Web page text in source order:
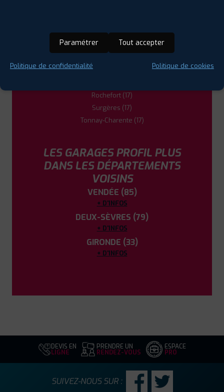
Lagord (17)
Luçon (85)
Nieul-sur-Mer (17)
Rochefort (17)
Surgères (17)
Tonnay-Charente (17)
LES GARAGES PROFIL PLUS
DANS LES DÉPARTEMENTS
VOISINS
VENDÉE (85)
+ D'INFOS
DEUX-SÈVRES (79)
+ D'INFOS
GIRONDE (33)
+ D'INFOS
DEVIS EN
LIGNE
PRENDRE UN
RENDEZ-VOUS
ESPACE
PRO
SUIVEZ-NOUS SUR :
Paramétrer Tout accepter
Politique de confidentialité Politique de cookies